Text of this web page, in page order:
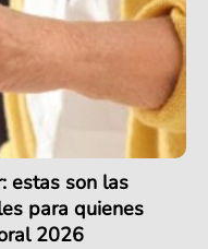
estas son las
para quienes
2026